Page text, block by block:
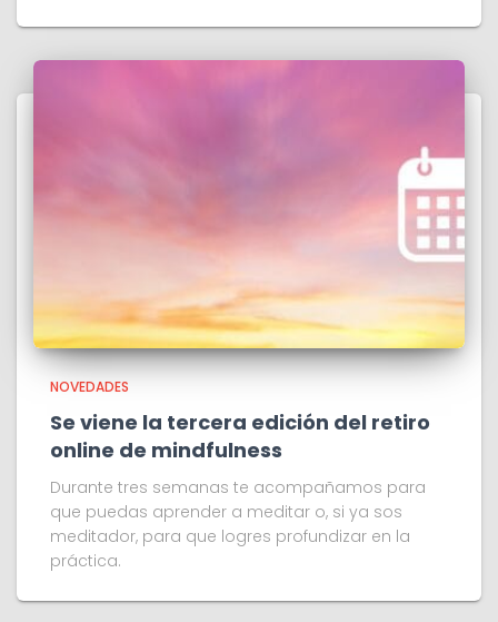
NOVEDADES
Se viene la tercera edición del retiro
online de mindfulness
Durante tres semanas te acompañamos para
que puedas aprender a meditar o, si ya sos
meditador, para que logres profundizar en la
práctica.